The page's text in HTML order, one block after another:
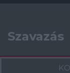
Szavazás